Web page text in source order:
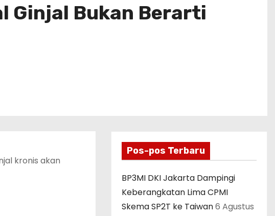
Ginjal Bukan Berarti
kronis akan
Pos-pos Terbaru
BP3MI DKI Jakarta Dampingi
Keberangkatan Lima CPMI
Skema SP2T ke Taiwan6 Agustus